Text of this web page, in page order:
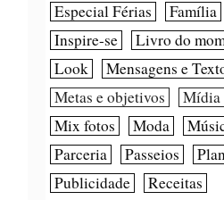
Especial Férias
Família
Inspire-se
Livro do
Look
Mensagens e
Metas e objetivos
Mix fotos
Moda
Parceria
Passeios
Publicidade
Receitas